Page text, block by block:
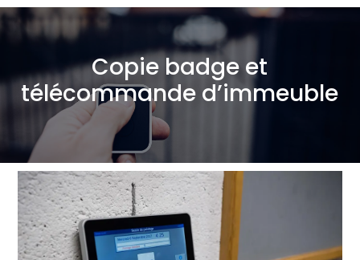
Copie badge et
télécommande d’immeuble